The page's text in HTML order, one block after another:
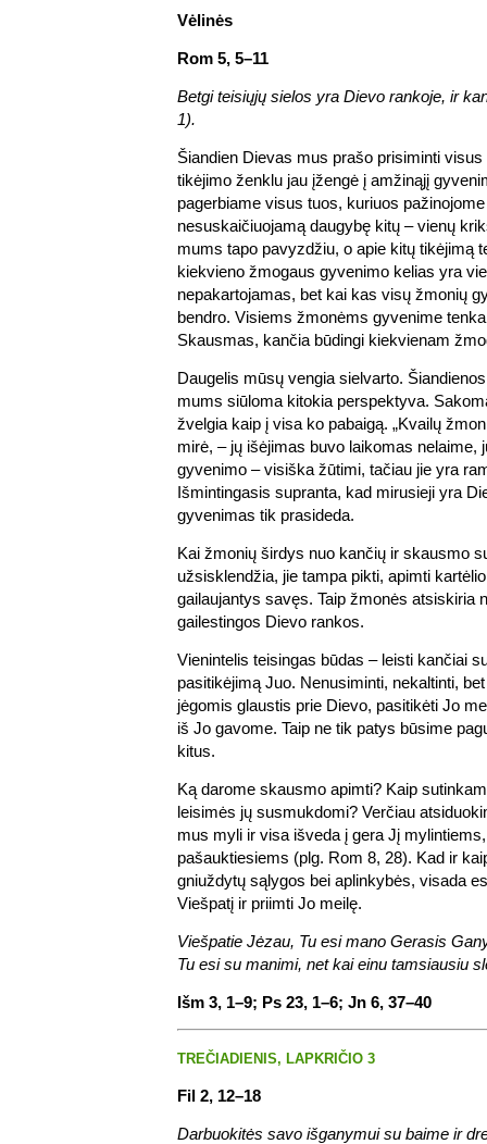
Vėlinės
Rom 5, 5–11
Betgi teisiųjų sielos yra Dievo rankoje, ir
1).
Šiandien Dievas mus prašo prisiminti
tikėjimo ženklu jau įžengė į amžinąjį
pagerbiame visus tuos, kuriuos
nesuskaičiuojamą daugybę kitų – vienų
mums tapo pavyzdžiu, o apie kitų tikėjimą
kiekvieno žmogaus gyvenimo kelias yra
nepakartojamas, bet kai kas visų žmonių
bendro. Visiems žmonėms gyvenime
Skausmas, kančia būdingi kiekvienam
Daugelis mūsų vengia sielvarto.
mums siūloma kitokia perspektyva.
žvelgia kaip į visa ko pabaigą. „Kvailų
mirė, – jų išėjimas buvo laikomas nelaime,
gyvenimo – visiška žūtimi, tačiau jie yra
Išmintingasis supranta, kad mirusieji yra
gyvenimas tik prasideda.
Kai žmonių širdys nuo kančių ir skausmo
užsisklendžia, jie tampa pikti, apimti
gailaujantys savęs. Taip žmonės atsiskiria
gailestingos Dievo rankos.
Vienintelis teisingas būdas – leisti kančiai
pasitikėjimą Juo. Nenusiminti, nekaltinti,
jėgomis glaustis prie Dievo, pasitikėti Jo
iš Jo gavome. Taip ne tik patys būsime
kitus.
Ką darome skausmo apimti? Kaip
leisimės jų susmukdomi? Verčiau
mus myli ir visa išveda į gera Jį
pašauktiesiems (plg. Rom 8, 28). Kad ir
gniuždytų sąlygos bei aplinkybės, visada
Viešpatį ir priimti Jo meilę.
Viešpatie Jėzau, Tu esi mano Gerasis
Tu esi su manimi, net kai einu tamsiausiu
Išm 3, 1–9; Ps 23, 1–6; Jn 6, 37–40
TREČIADIENIS, LAPKRIČIO 3
Fil 2, 12–18
Darbuokitės savo išganymui su baime ir